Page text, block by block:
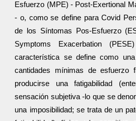
Esfuerzo (MPE) - Post-Exertional
- o, como se define para Covid
de los Síntomas Pos-Esfuerzo
Symptoms Exacerbation
característica se define como
cantidades mínimas de esfuerzo
producirse una fatigabilidad
sensación subjetiva -lo que se
una imposibilidad; se trata de un